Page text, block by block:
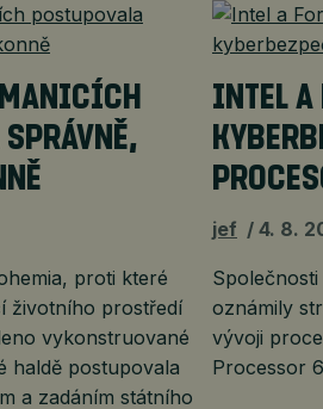
proti které
životního prostředí
vykonstruované
haldě postupovala
a zadáním státního
INTEL A
jef 4. 8.
oznámily
vývoji
Processor